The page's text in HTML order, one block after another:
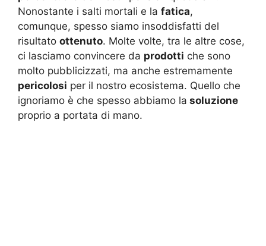
Nonostante i salti mortali e la fatica,
comunque, spesso siamo insoddisfatti del
risultato ottenuto. Molte volte, tra le altre cose,
ci lasciamo convincere da prodotti che sono
molto pubblicizzati, ma anche estremamente
pericolosi per il nostro ecosistema. Quello che
ignoriamo è che spesso abbiamo la soluzione
proprio a portata di mano.